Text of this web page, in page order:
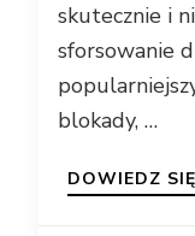
skutecznie i
sforsowanie
blokady, …
DOWIEDZ